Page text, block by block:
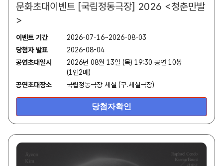
문화초대이벤트 [국립정동극장] 2026 <청춘만발
>
이벤트 기간
2026-07-16~2026-08-03
당첨자 발표
2026-08-04
공연초대일시
2026년 08월 13일 (목) 19:30 공연 10쌍
(1인2매)
공연초대장소
국립정동극장 세실 (구.세실극장)
당첨자확인